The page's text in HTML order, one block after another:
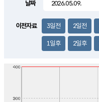
날짜
이전자료 3일전 2일전
1일후 2일후